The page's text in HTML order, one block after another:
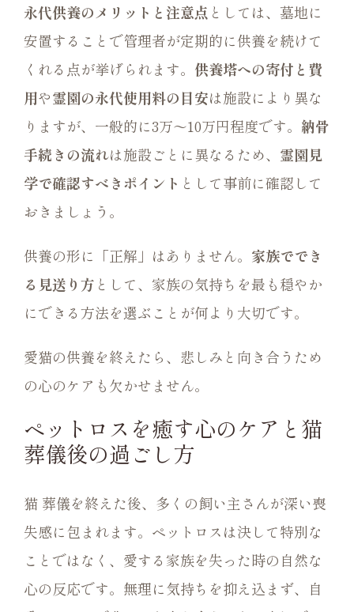
永代供養のメリットと注意点 としては、墓地に
安置することで管理者が定期的に供養を続けて
くれる点が挙げられます。 供養塔への寄付と費
用や霊園の永代使用料の目安は施設により異な
りますが、一般的に3万〜10万円程度です。 納骨
手続きの流れは施設ごとに異なるため、 霊園見
学で確認すべきポイント として事前に確認して
おきましょう。
供養の形に「正解」はありません。 家族ででき
る見送り方 として、家族の気持ちを最も穏やか
にできる方法を選ぶことが何より大切です。
愛猫の供養を終えたら、悲しみと向き合うため
の心のケアも欠かせません。
ペットロスを癒す心のケアと猫
葬儀後の過ごし方
猫 葬儀を終えた後、多くの飼い主さんが深い喪
失感に包まれます。ペットロスは決して特別な
ことではなく、愛する家族を失った時の自然な
心の反応です。無理に気持ちを抑え込まず、自